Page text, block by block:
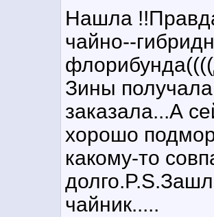
Нашла
чайно--
Зины
заказала...А
хорошо
какому-то
чайник.....